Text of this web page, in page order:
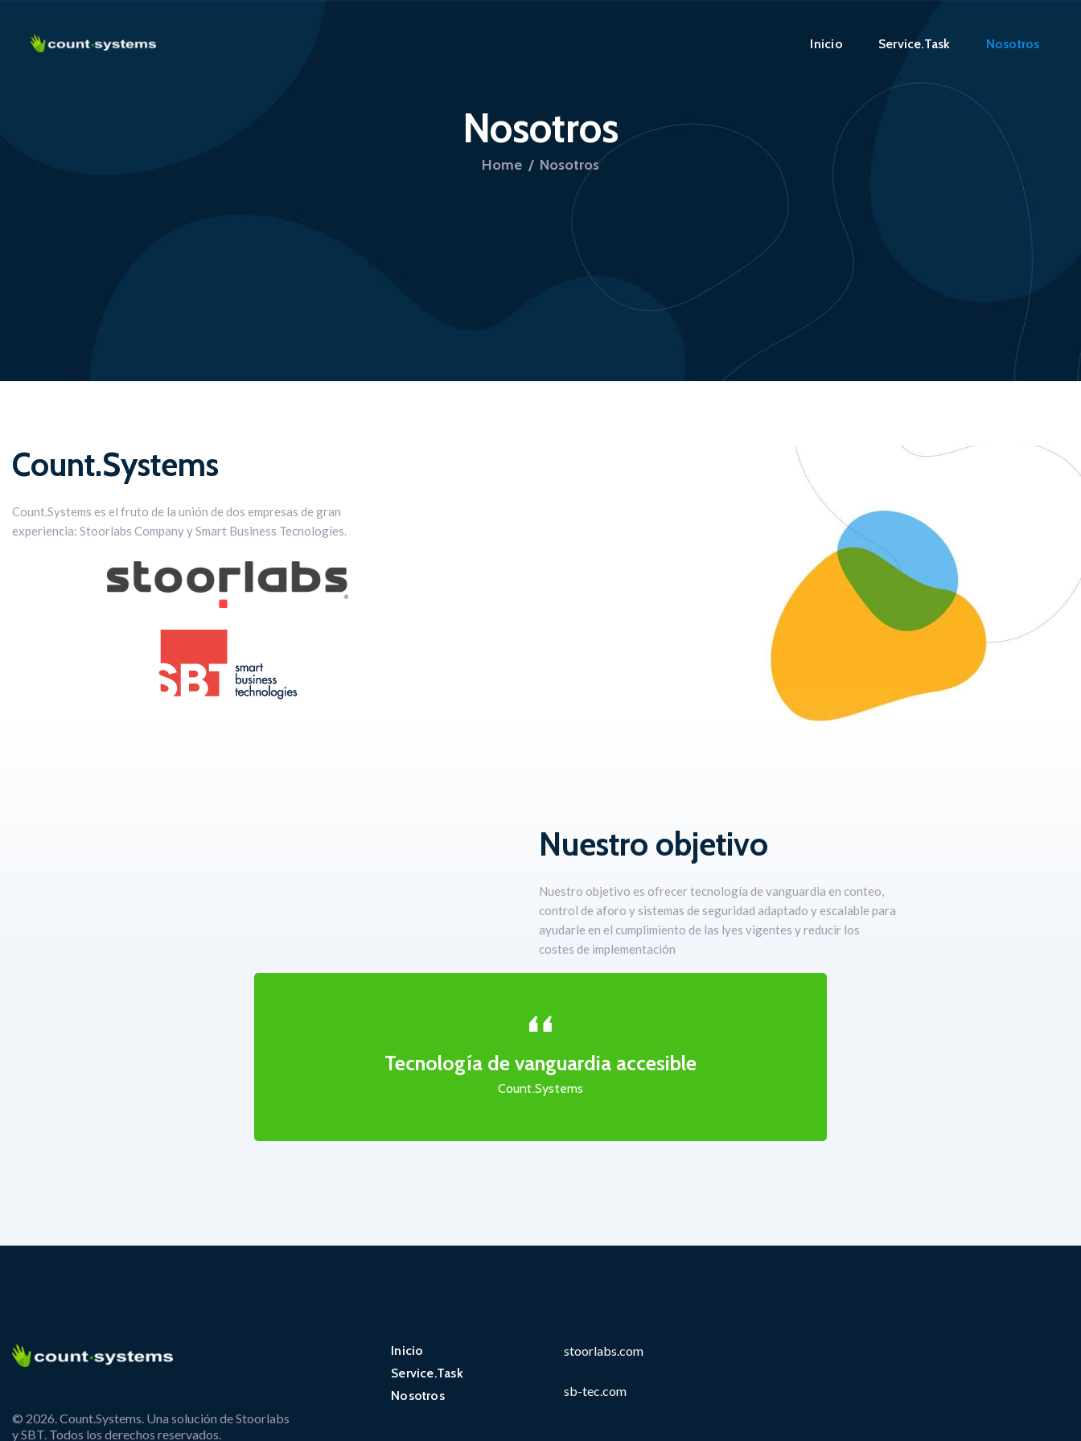
Inicio Service.Task Nosotros
Nosotros
Home Nosotros
Count.Systems
Count.Systems es el fruto de la unión de dos empresas de gran
experiencia: Stoorlabs Company y Smart Business Tecnologíes.
Nuestro objetivo
Nuestro objetivo es ofrecer tecnología de vanguardia en conteo,
control de aforo y sistemas de seguridad adaptado y escalable para
ayudarle en el cumplimiento de las lyes vigentes y reducir los
costes de implementación
Tecnología de vanguardia accesible
Count.Systems
© 2026. Count.Systems. Una solución de Stoorlabs
y SBT. Todos los derechos reservados.
Inicio
Service.Task
Nosotros
stoorlabs.com
sb-tec.com